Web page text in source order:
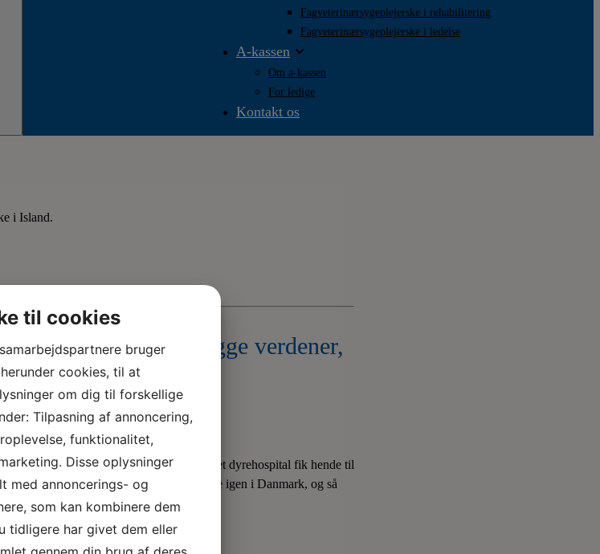
Fagveterinærsygeplejerske i rehabilitering
Fagveterinærsygeplejerske i ledelse
A-kassen
Om a-kassen
For ledige
Kontakt os
oplever begge verdener,
ville hun være dyrlæge, men arbejde på et dyrehospital fik hende til
Men først skal hun lige på skole igen i Danmark, og så
til cookies
bruger
cookies, til at
om dig til forskellige
Tilpasning af annoncering,
funktionalitet,
Disse oplysninger
med annoncerings- og
som kan kombinere dem
tidligere har givet dem eller